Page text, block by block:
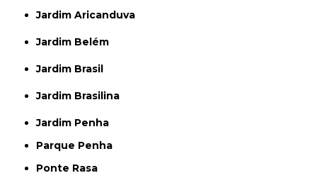
Jardim Aricanduva
Jardim Belém
Jardim Brasil
Jardim Brasilina
Jardim Penha
Parque Penha
Ponte Rasa